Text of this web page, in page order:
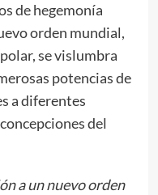
de hegemonía
orden mundial,
se vislumbra
potencias de
a diferentes
del
a un nuevo orden